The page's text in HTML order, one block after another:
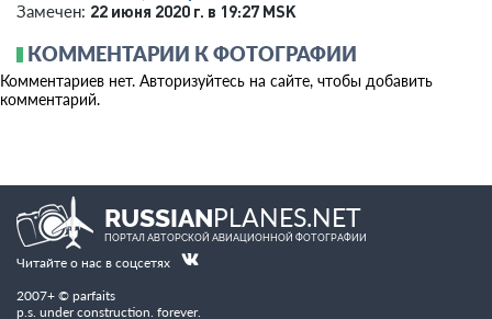
Замечен: 22 июня 2020 г. в 19:27 MSK
КОММЕНТАРИИ К ФОТОГРАФИИ
Комментариев нет. Авторизуйтесь на сайте, чтобы добавить
комментарий.
RUSSIANPLANES.NET
ПОРТАЛ АВТОРСКОЙ АВИАЦИОННОЙ ФОТОГРАФИИ
Читайте о нас в соцсетях
2007+ © parfaits
p.s. under construction. forever.